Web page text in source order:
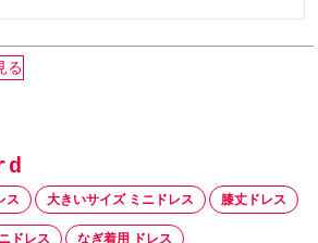
る
ス 大きいサイズ ミニドレス 膝丈ドレス
ドレス なぎ着用 ドレス